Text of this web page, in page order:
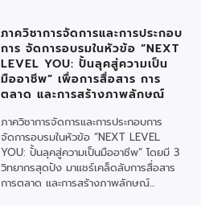
ภาควิชาการจัดการและการประกอบ
การ จัดการอบรมในหัวข้อ “NEXT
LEVEL YOU: ปั้นลุคสู่ความเป็น
มืออาชีพ” เพื่อการสื่อสาร การ
ตลาด และการสร้างภาพลักษณ์
ภาควิชาการจัดการและการประกอบการ
จัดการอบรมในหัวข้อ “NEXT LEVEL
YOU: ปั้นลุคสู่ความเป็นมืออาชีพ” โดยมี 3
วิทยากรสุดปัง มาแชร์เคล็ดลับการสื่อสาร
การตลาด และการสร้างภาพลักษณ์...